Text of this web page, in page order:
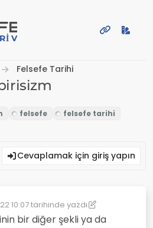
VE PAYLAŞIM PLATFORMU
Felsefe Tarihi
Cevaplamak için giriş yapın
10:07tarihinde yazdı
phi 3 May 2022 10:07
bir diğer şekli ya da